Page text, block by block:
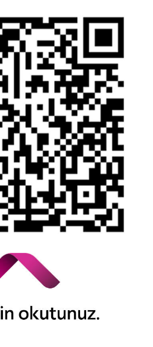
Emanet ve Alacaklar
İlişkin Duyuru